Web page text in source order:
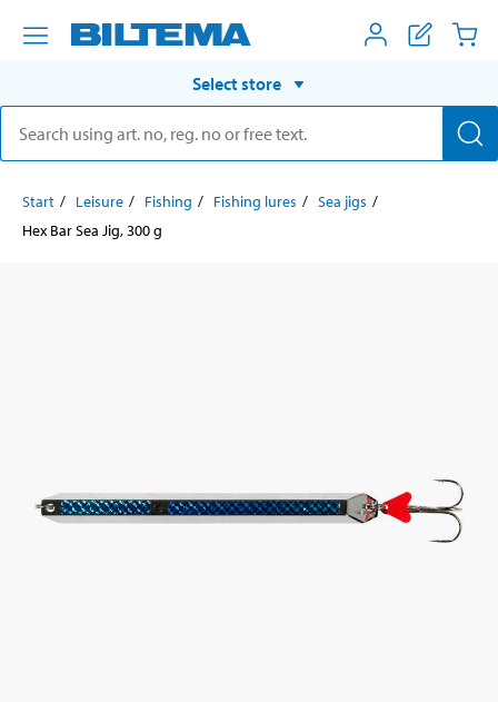
Select store
Start Leisure Fishing Fishing lures
Sea jigs
Hex Bar Sea Jig, 300 g